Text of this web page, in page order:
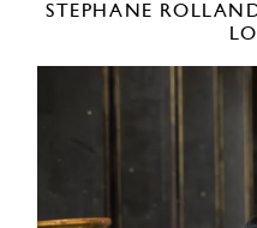
STEPHANE